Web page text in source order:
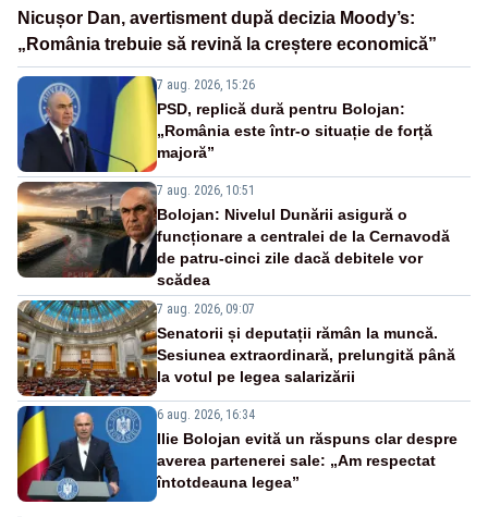
Nicușor Dan, avertisment după decizia Moody’s:
„România trebuie să revină la creștere economică”
7 aug. 2026, 15:26
PSD, replică dură pentru Bolojan:
„România este într-o situație de forță
majoră”
7 aug. 2026, 10:51
Bolojan: Nivelul Dunării asigură o
funcționare a centralei de la Cernavodă
de patru-cinci zile dacă debitele vor
scădea
7 aug. 2026, 09:07
Senatorii și deputații rămân la muncă.
Sesiunea extraordinară, prelungită până
la votul pe legea salarizării
6 aug. 2026, 16:34
Ilie Bolojan evită un răspuns clar despre
averea partenerei sale: „Am respectat
întotdeauna legea”